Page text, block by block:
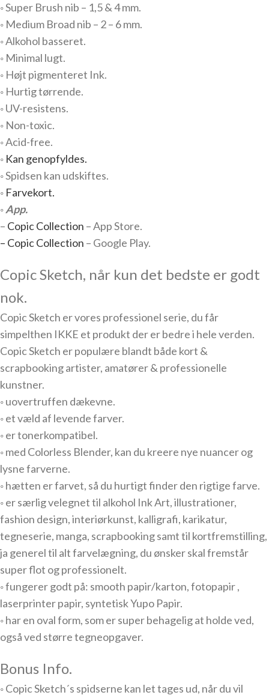
◦ Super Brush nib – 1,5 & 4 mm.
◦ Medium Broad nib – 2 – 6 mm.
◦ Alkohol basseret.
◦ Minimal lugt.
◦ Højt pigmenteret Ink.
◦ Hurtig tørrende.
◦ UV-resistens.
◦ Non-toxic.
◦ Acid-free.
◦ Kan genopfyldes.
◦ Spidsen kan udskiftes.
◦ Farvekort.
◦App.
– Copic Collection – App Store.
– Copic Collection – Google Play.
Copic Sketch, når kun det bedste er godt
nok.
Copic Sketch er vores professionel serie, du får
simpelthen IKKE et produkt der er bedre i hele verden.
Copic Sketch er populære blandt både kort &
scrapbooking artister, amatører & professionelle
kunstner.
◦ uovertruffen dækevne.
◦ et væld af levende farver.
◦ er tonerkompatibel.
◦ med Colorless Blender, kan du kreere nye nuancer og
lysne farverne.
◦ hætten er farvet, så du hurtigt finder den rigtige farve.
◦ er særlig velegnet til alkohol Ink Art, illustrationer,
fashion design, interiørkunst, kalligrafi, karikatur,
tegneserie, manga, scrapbooking samt til kortfremstilling,
ja generel til alt farvelægning, du ønsker skal fremstår
super flot og professionelt.
◦ fungerer godt på: smooth papir/karton, fotopapir ,
laserprinter papir, syntetisk Yupo Papir.
◦ har en oval form, som er super behagelig at holde ved,
også ved større tegneopgaver.
Bonus Info.
◦ Copic Sketch´s spidserne kan let tages ud, når du vil